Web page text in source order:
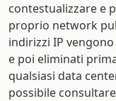
contestualizzare e
proprio network
indirizzi IP
e poi eliminati
qualsiasi data
possibile